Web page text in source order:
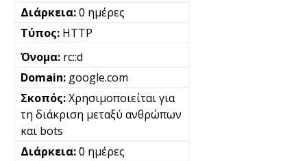
0 ημέρες
HTTP
rc::d
google.com
Χρησιμοποιείται για
τη διάκριση μεταξύ ανθρώπων
και bots
0 ημέρες